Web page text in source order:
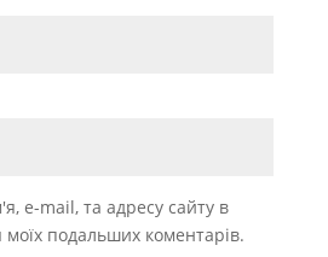
e-mail, та адресу сайту в
моїх подальших коментарів.